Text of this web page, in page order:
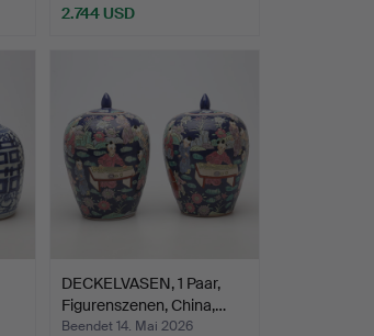
2.744 USD
DECKELVASEN, 1 Paar,
Figurenszenen, China,…
Beendet 14. Mai 2026